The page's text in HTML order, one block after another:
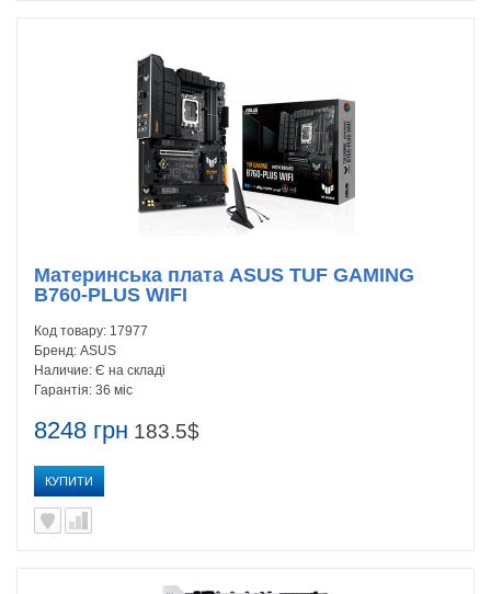
8248 грн 183.5$
КУПИТИ
Материнська плата ASUS TUF GAMING
B760-PLUS WIFI
Код товару: 17977
Бренд: ASUS
Наличие: Є на складі
Гарантія: 36 міс